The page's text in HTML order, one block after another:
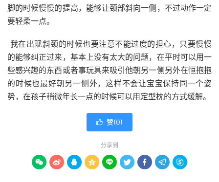
脚的时候慢慢的提高，能够让颈部斜向一侧，不过动作一定
要轻柔一点。
我在出现斜颈的时候也要注意不能过度的担心，只要慢慢
的能够纠正过来，基本上没有太大的问题，在平时可以用一
些感兴趣的东西或者事玩具来吸引他朝另一侧另外在恒抱抱
的时候也最好朝另一侧外，这样不会让宝宝保持同一个姿
势，在孩子稍微年长一点的时候可以用定型枕的方式缓解。
 赞(0)
分享到
        